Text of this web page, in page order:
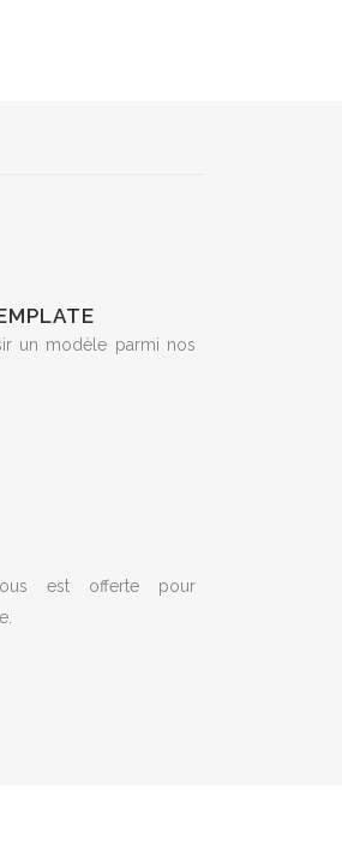
un modèle parmi nos
est offerte pour